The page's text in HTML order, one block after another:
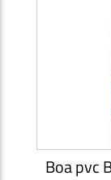
Boa pvc